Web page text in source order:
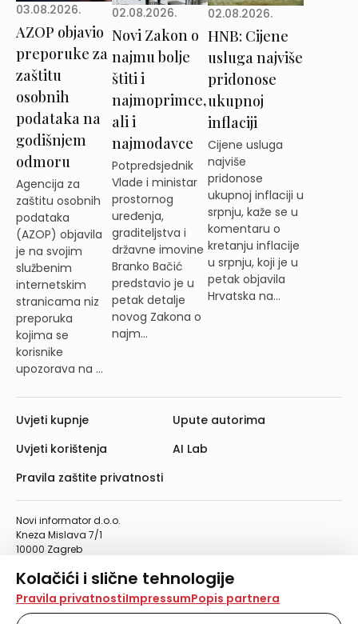
Kolačići i slične tehnologije
Na našoj web stranici koristimo kolačiće i slične
tehnologije za pohranu, čitanje i obradu informacija na
Pravila privatnostiImpressumPopis partnera
03.08.2026.
AZOP objavio
preporuke za
zaštitu
osobnih
podataka na
godišnjem
odmoru
Agencija za
zaštitu osobnih
podataka
(AZOP) objavila
je na svojim
službenim
internetskim
stranicama niz
preporuka
kojima se
korisnike
upozorava na ...
02.08.2026.
Novi Zakon o
najmu bolje
štiti i
najmoprimce,
ali i
najmodavce
Potpredsjednik
Vlade i ministar
prostornog
uređenja,
graditeljstva i
državne imovine
Branko Bačić
predstavio je u
petak detalje
novog Zakona o
najm...
02.08.2026.
HNB: Cijene
usluga najviše
pridonose
ukupnoj
inflaciji
Cijene usluga
najviše
pridonose
ukupnoj inflaciji u
srpnju, kaže se u
komentaru o
kretanju inflacije
u srpnju, koji je u
petak objavila
Hrvatska na...
Novi informator d.o.o.
Kneza Mislava 7/1
10000 Zagreb
Telefaks: 01/4612-553
info@informator.hr
Uvjeti kupnje
Uvjeti korištenja
Pravila zaštite privatnosti
Upute autorima
AI Lab